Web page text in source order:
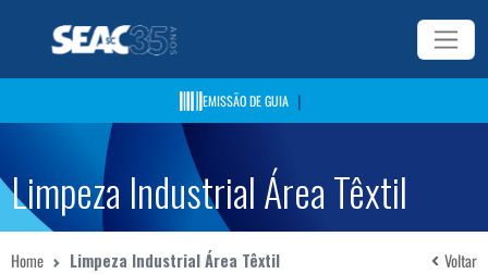
EMISSÃO DE GUIA |
Limpeza Industrial Área Têxtil
Home Limpeza Industrial Área Têxtil Voltar